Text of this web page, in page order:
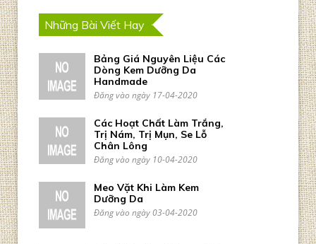
Những Bài Viết Hay
Bảng Giá Nguyên Liệu Các
Dòng Kem Dưỡng Da
Handmade
Đăng vào ngày 17-04-2020
Các Hoạt Chất Làm Trắng,
Trị Nám, Trị Mụn, Se Lỗ
Chân Lông
Đăng vào ngày 10-04-2020
Meo Vặt Khi Làm Kem
Dưỡng Da
Đăng vào ngày 03-04-2020